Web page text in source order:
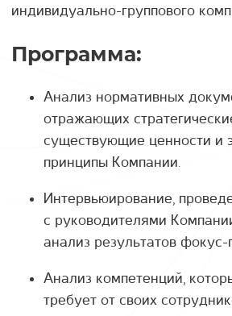
индивидуально-группового
Программа:
Анализ нормативных
отражающих
существующие ценности и
принципы Компании.
Интервьюирование,
с руководителями
анализ результатов фокус-
Анализ компетенций,
требует от своих